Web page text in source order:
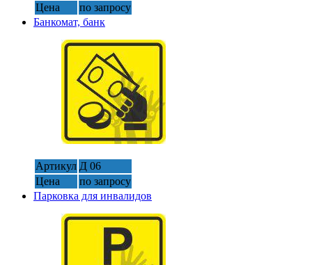
Цена
по запросу
Банкомат, банк
Артикул Д 06
Цена
по запросу
Парковка для инвалидов